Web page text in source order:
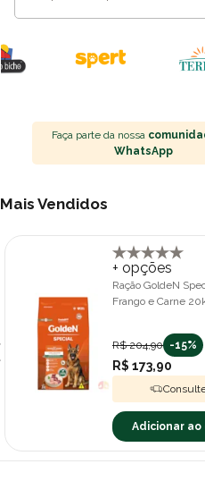
Faça parte da nossa
WhatsApp
Mais Vendidos
+ opções
Ração GoldeN
Frango e Carne
R$ 204,90 -15%
R$ 173,90
Adicionar ao